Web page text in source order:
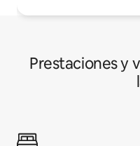
Prestaciones y